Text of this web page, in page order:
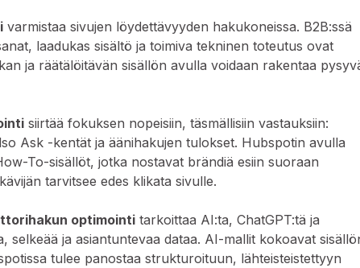
varmistaa sivujen löydettävyyden hakukoneissa. B2B:ssä
laadukas sisältö ja toimiva tekninen toteutus ovat
ja räätälöitävän sisällön avulla voidaan rakentaa
siirtää fokuksen nopeisiin, täsmällisiin vastauksiin:
Ask -kentät ja äänihakujen tulokset. Hubspotin avulla
To-sisällöt, jotka nostavat brändiä esiin suoraan
tarvitsee edes klikata sivulle.
optimointi tarkoittaa AI:ta, ChatGPT:tä ja
selkeää ja asiantuntevaa dataa. AI-mallit kokoavat
tulee panostaa strukturoituun, lähteisteistettyyn